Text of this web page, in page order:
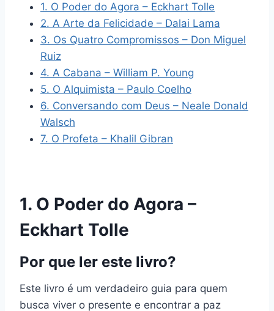
1. O Poder do Agora – Eckhart Tolle
2. A Arte da Felicidade – Dalai Lama
3. Os Quatro Compromissos – Don Miguel
Ruiz
4. A Cabana – William P. Young
5. O Alquimista – Paulo Coelho
6. Conversando com Deus – Neale Donald
Walsch
7. O Profeta – Khalil Gibran
1. O Poder do Agora –
Eckhart Tolle
Por que ler este livro?
Este livro é um verdadeiro guia para quem
busca viver o presente e encontrar a paz